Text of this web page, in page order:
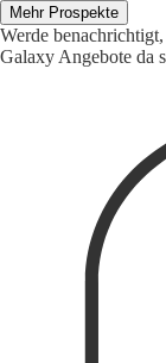
Mehr Prospekte
Werde
Galaxy Angebote da